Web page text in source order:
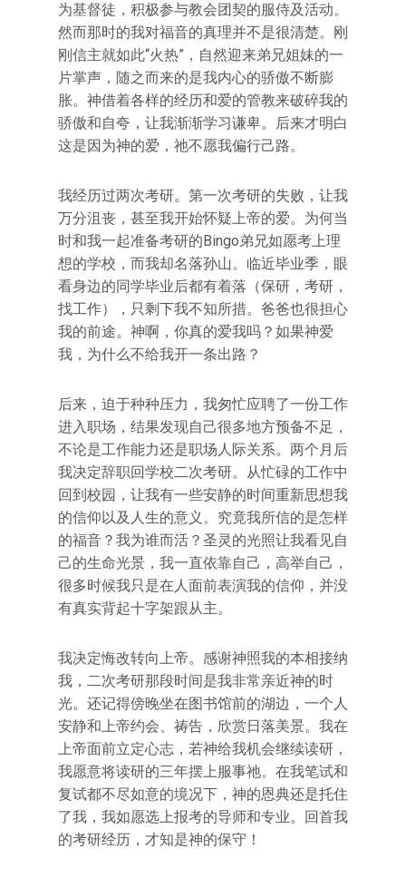
为基督徒，积极参与教会团契的服侍及活动。
然而那时的我对福音的真理并不是很清楚。刚
刚信主就如此“火热”，自然迎来弟兄姐妹的一
片掌声，随之而来的是我内心的骄傲不断膨
胀。神借着各样的经历和爱的管教来破碎我的
骄傲和自夸，让我渐渐学习谦卑。后来才明白
这是因为神的爱，祂不愿我偏行己路。
我经历过两次考研。第一次考研的失败，让我
万分沮丧，甚至我开始怀疑上帝的爱。为何当
时和我一起准备考研的Bingo弟兄如愿考上理
想的学校，而我却名落孙山。临近毕业季，眼
看身边的同学毕业后都有着落（保研，考研，
找工作），只剩下我不知所措。爸爸也很担心
我的前途。神啊，你真的爱我吗？如果神爱
我，为什么不给我开一条出路？
后来，迫于种种压力，我匆忙应聘了一份工作
进入职场，结果发现自己很多地方预备不足，
不论是工作能力还是职场人际关系。两个月后
我决定辞职回学校二次考研。从忙碌的工作中
回到校园，让我有一些安静的时间重新思想我
的信仰以及人生的意义。究竟我所信的是怎样
的福音？我为谁而活？圣灵的光照让我看见自
己的生命光景，我一直依靠自己，高举自己，
很多时候我只是在人面前表演我的信仰，并没
有真实背起十字架跟从主。
我决定悔改转向上帝。感谢神照我的本相接纳
我，二次考研那段时间是我非常亲近神的时
光。还记得傍晚坐在图书馆前的湖边，一个人
安静和上帝约会、祷告，欣赏日落美景。我在
上帝面前立定心志，若神给我机会继续读研，
我愿意将读研的三年摆上服事祂。在我笔试和
复试都不尽如意的境况下，神的恩典还是托住
了我，我如愿选上报考的导师和专业。回首我
的考研经历，才知是神的保守！